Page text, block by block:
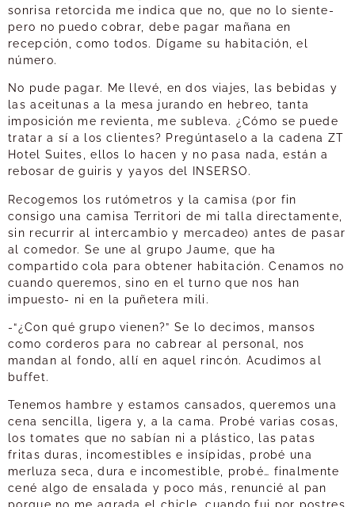
sonrisa retorcida me indica que no, que no lo siente-
pero no puedo cobrar, debe pagar mañana en
recepción, como todos. Dígame su habitación, el
número.
No pude pagar. Me llevé, en dos viajes, las bebidas y
las aceitunas a la mesa jurando en hebreo, tanta
imposición me revienta, me subleva. ¿Cómo se puede
tratar a sí a los clientes? Pregúntaselo a la cadena ZT
Hotel Suites, ellos lo hacen y no pasa nada, están a
rebosar de guiris y yayos del INSERSO.
Recogemos los rutómetros y la camisa (por fin
consigo una camisa Territori de mi talla directamente,
sin recurrir al intercambio y mercadeo) antes de pasar
al comedor. Se une al grupo Jaume, que ha
compartido cola para obtener habitación. Cenamos no
cuando queremos, sino en el turno que nos han
impuesto- ni en la puñetera mili.
-“¿Con qué grupo vienen?” Se lo decimos, mansos
como corderos para no cabrear al personal, nos
mandan al fondo, allí en aquel rincón. Acudimos al
buffet.
Tenemos hambre y estamos cansados, queremos una
cena sencilla, ligera y, a la cama. Probé varias cosas,
los tomates que no sabían ni a plástico, las patas
fritas duras, incomestibles e insípidas, probé una
merluza seca, dura e incomestible, probé… finalmente
cené algo de ensalada y poco más, renuncié al pan